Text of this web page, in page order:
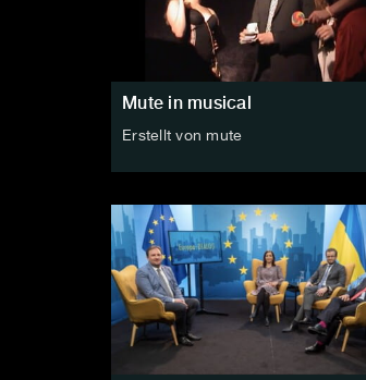
Mute in musical
Erstellt von mute